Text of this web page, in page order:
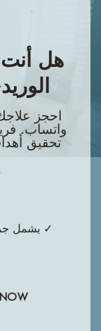
هل أنت
احجز
واتساب.
تحقيق
✓ يشمل